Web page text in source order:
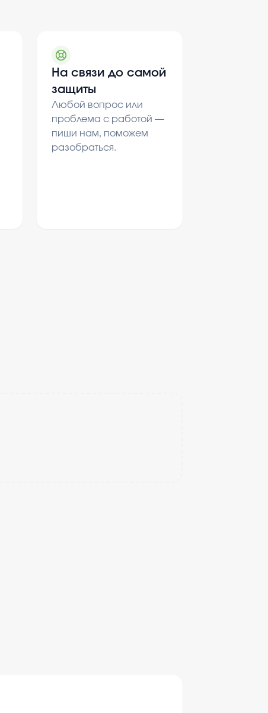
На связи до самой
защиты
Любой вопрос или
проблема с работой —
пиши нам, поможем
разобраться.